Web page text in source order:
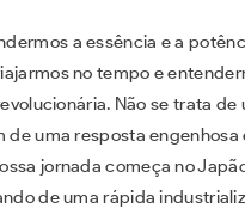
a essência e a
no tempo e
Não se trata
de uma resposta
jornada começa no
de uma rápida